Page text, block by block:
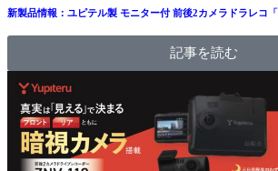
新製品情報：ユピテル製 モニター付 前後2カメラドラレコ「
記事を読む